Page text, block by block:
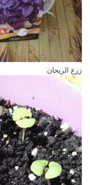
زرع الريحان